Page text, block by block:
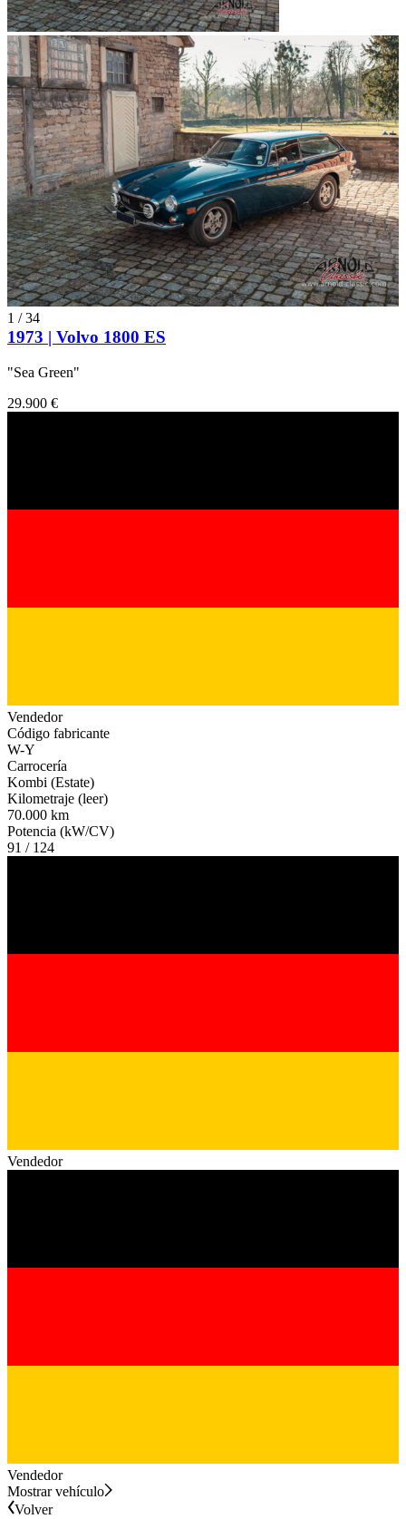
1 /34
1973 | Volvo 1800 ES
"Sea Green"
29.900 €
Vendedor
Código fabricante
W-Y
Carrocería
Kombi (Estate)
Kilometraje (leer)
70.000 km
Potencia (kW/CV)
91 / 124
Vendedor
Vendedor
Mostrar vehículo
Volver